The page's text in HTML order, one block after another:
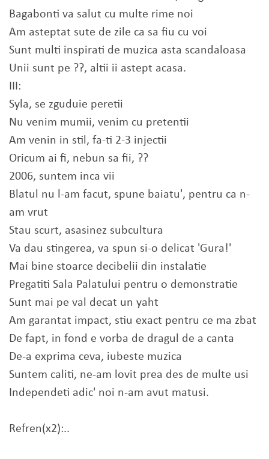
Bagabonti va salut cu multe rime noi
Am asteptat sute de zile ca sa fiu cu voi
Sunt multi inspirati de muzica asta scandaloasa
Unii sunt pe ??, altii ii astept acasa.
III:
Syla, se zguduie peretii
Nu venim mumii, venim cu pretentii
Am venin in stil, fa-ti 2-3 injectii
Oricum ai fi, nebun sa fii, ??
2006, suntem inca vii
Blatul nu l-am facut, spune baiatu', pentru ca n-
am vrut
Stau scurt, asasinez subcultura
Va dau stingerea, va spun si-o delicat 'Gura!'
Mai bine stoarce decibelii din instalatie
Pregatiti Sala Palatului pentru o demonstratie
Sunt mai pe val decat un yaht
Am garantat impact, stiu exact pentru ce ma zbat
De fapt, in fond e vorba de dragul de a canta
De-a exprima ceva, iubeste muzica
Suntem caliti, ne-am lovit prea des de multe usi
Independeti adic' noi n-am avut matusi.
Refren(x2):..